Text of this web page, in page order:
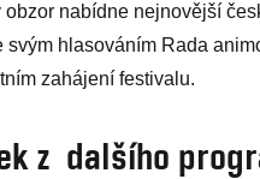
obzor nabídne nejnovější
svým hlasováním Rada
zahájení festivalu.
z dalšího